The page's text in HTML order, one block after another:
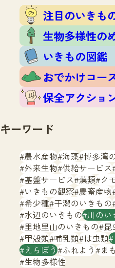
文字サイズ 小
注目のいきもの
生物多様性のめぐ
いきもの図鑑
おでかけコース
保全アクション
いきもの調査隊
調査レポート
調査レポートTOP
調査結果
ふくおかいきもの
マッチング
マッチングTOP
掲載申し込みフォー
お問合せ
生物多様性ふくおかウ
サイトマ
注目のいきも
生物多様性の
いきもの図鑑
おでかけコー
保全アクショ
キーワード
農水産物 海藻 博多湾
外来生物 供給サービス
基盤サービス 藻類 ク
いきもの観察 農畜産物
希少種 干潟のいきもの
水辺のいきもの 川のい
里地里山のいきもの 昆
甲殻類 哺乳類 は虫類
えらぼう ふれよう ま
生物多様性